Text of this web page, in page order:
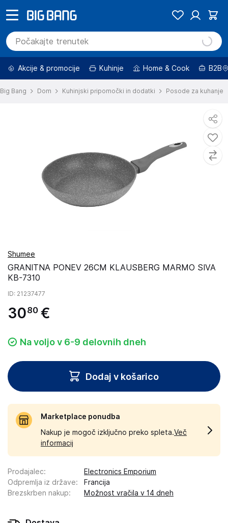
Akcije & promocije Kuhinje Home & Cook B2B
Big Bang Dom Kuhinjski pripomočki in dodatki Posode za kuhanje
Shumee
GRANITNA PONEV 26CM KLAUSBERG MARMO SIVA
KB-7310
ID: 21237477
3080 €
Na voljo v 6-9 delovnih dneh
Dodaj v košarico
Marketplace ponudba
Nakup je mogoč izključno preko spleta.Več
informacij
Prodajalec:
Electronics Emporium
Odpremlja iz države:
Francija
Brezskrben nakup: Možnost vračila v 14 dneh